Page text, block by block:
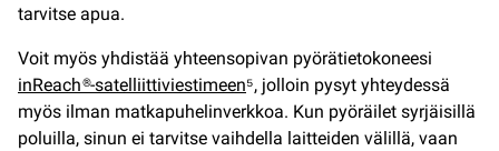
tarvitse apua.
Voit myös yhdistää yhteensopivan pyörätietokoneesi
inReach®-satelliittiviestimeen⁵, jolloin pysyt yhteydessä
myös ilman matkapuhelinverkkoa. Kun pyöräilet syrjäisillä
poluilla, sinun ei tarvitse vaihdella laitteiden välillä, vaan